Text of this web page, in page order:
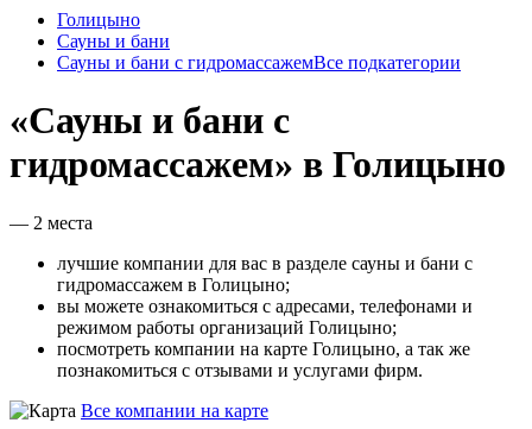
Голицыно
Сауны и бани
Сауны и бани с гидромассажемВсе подкатегории
«Сауны и бани с
гидромассажем» в Голицыно
— 2 места
лучшие компании для вас в разделе сауны и бани с
гидромассажем в Голицыно;
вы можете ознакомиться с адресами, телефонами и
режимом работы организаций Голицыно;
посмотреть компании на карте Голицыно, а так же
познакомиться с отзывами и услугами фирм.
Все компании на карте